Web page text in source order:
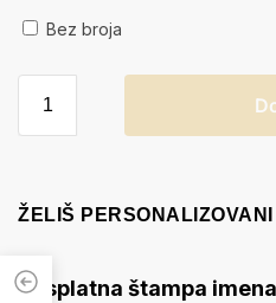
Bez broja
ŽELIŠ
Besplatna štampa